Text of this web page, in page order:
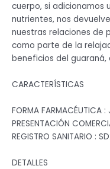
cuerpo, si adicionamos
nutrientes, nos
nuestras relaciones de
como parte de la
beneficios del guaraná,
CARACTERÍSTICAS
FORMA FARMACÉUTICA :
PRESENTACIÓN
REGISTRO SANITARIO :
DETALLES